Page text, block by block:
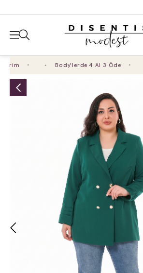
Body'lerde 4 Al 3 Öde